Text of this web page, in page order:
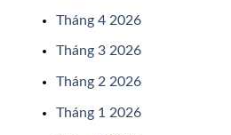
Tháng 4 2026
Tháng 3 2026
Tháng 2 2026
Tháng 1 2026